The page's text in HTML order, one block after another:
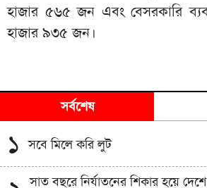
হাজার ৫৬৫ জন এবং বেসরকারি
হাজার ৯৩৫ জন।
সর্বশেষ
১ সবে মিলে করি লুট
সাত বছরে নির্যাতনের শিকার হয়ে